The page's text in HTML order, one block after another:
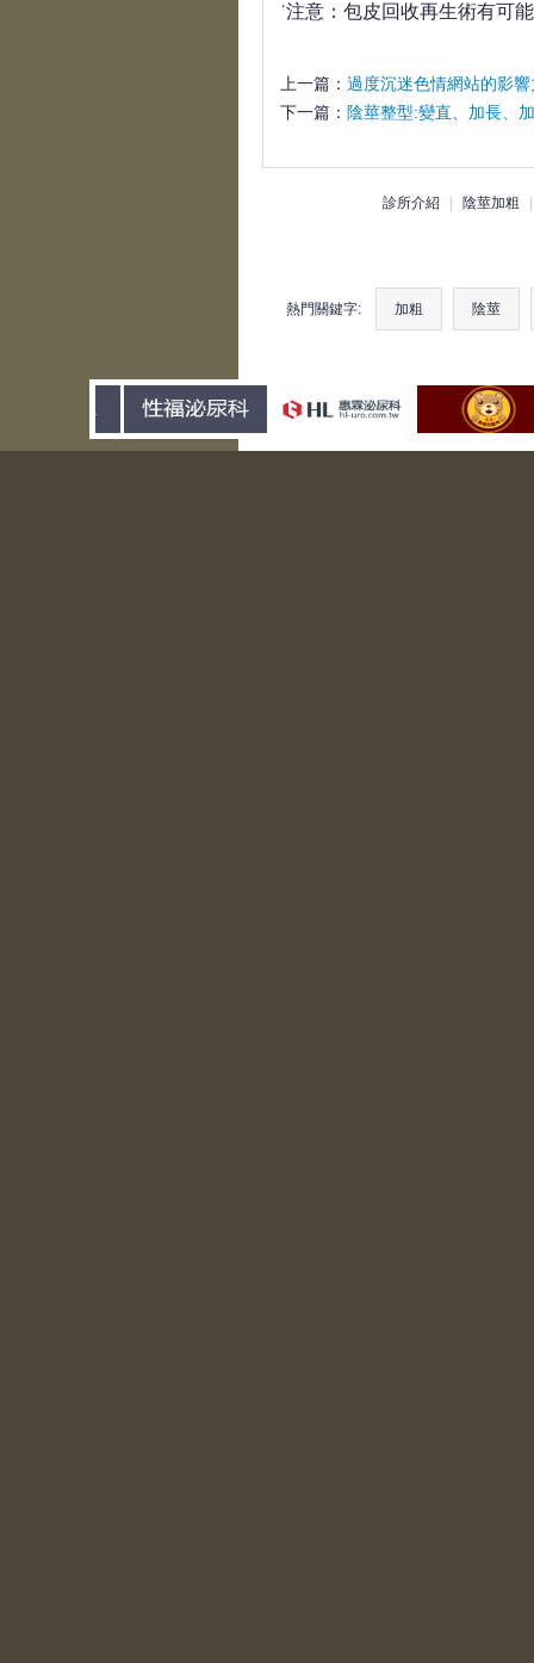
˙注意：包皮回收再生術有可
上一篇： 過度沉迷色情網站的影響
下一篇： 陰莖整型:變直、加長、
診所介紹 陰莖加粗
熱門關鍵字: 加粗 陰莖